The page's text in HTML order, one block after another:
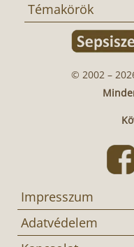
Témakörök
© 2002 –
Impresszum
Adatvédelem